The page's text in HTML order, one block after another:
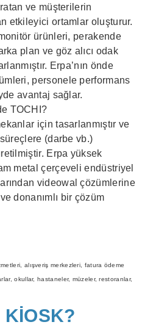
ve müşterilerin
etkileyici ortamlar oluşturur.
ürünleri, perakende
plan ve göz alıcı odak
Erpa’nın önde
personele performans
avantaj sağlar.
TOCHI?
için tasarlanmıştır ve
(darbe vb.)
Erpa yüksek
metal çerçeveli endüstriyel
videowal çözümlerine
donanımlı bir çözüm
alışveriş merkezleri, fatura ödeme
okullar, hastaneler, müzeler, restoranlar,
KİOSK?